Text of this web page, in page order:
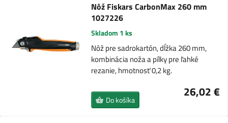
Nôž Fiskars CarbonMax 260 mm
1027226
Skladom 1 ks
Nôž pre sadrokartón, dĺžka 260 mm,
kombinácia noža a pílky pre ľahké
rezanie, hmotnosť 0,2 kg.
26,02 €
Do košíka